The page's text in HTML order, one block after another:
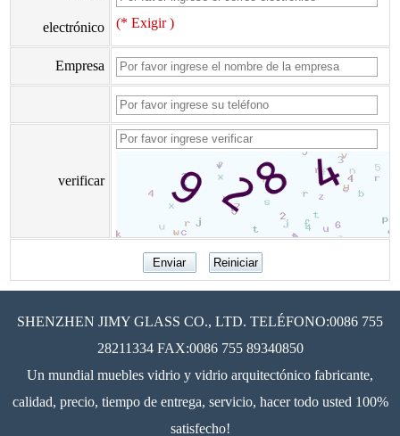
electrónico (* Exigir )
Empresa
verificar
SHENZHEN JIMY GLASS CO., LTD. TELÉFONO:0086 755
28211334 FAX:0086 755 89340850
Un mundial muebles vidrio y vidrio arquitectónico fabricante,
calidad, precio, tiempo de entrega, servicio, hacer todo usted 100%
satisfecho!